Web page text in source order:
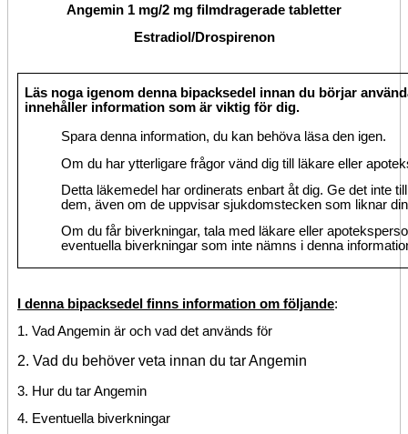
Angemin 1 mg/2 mg filmdragerade tabletter
Estradiol/Drospirenon
Läs noga igenom denna bipacksedel innan du börjar
innehåller information som är viktig för dig.
Spara denna information, du kan behöva läsa den igen.
Om du har ytterligare frågor vänd dig till läkare eller
Detta läkemedel har ordinerats enbart åt dig. Ge det inte
dem, även om de uppvisar sjukdomstecken som liknar
Om du får biverkningar, tala med läkare eller
eventuella biverkningar som inte nämns i denna
I denna bipacksedel finns information om följande:
1. Vad Angemin är och vad det används för
2. Vad du behöver veta innan du tar Angemin
3. Hur du tar Angemin
4. Eventuella biverkningar